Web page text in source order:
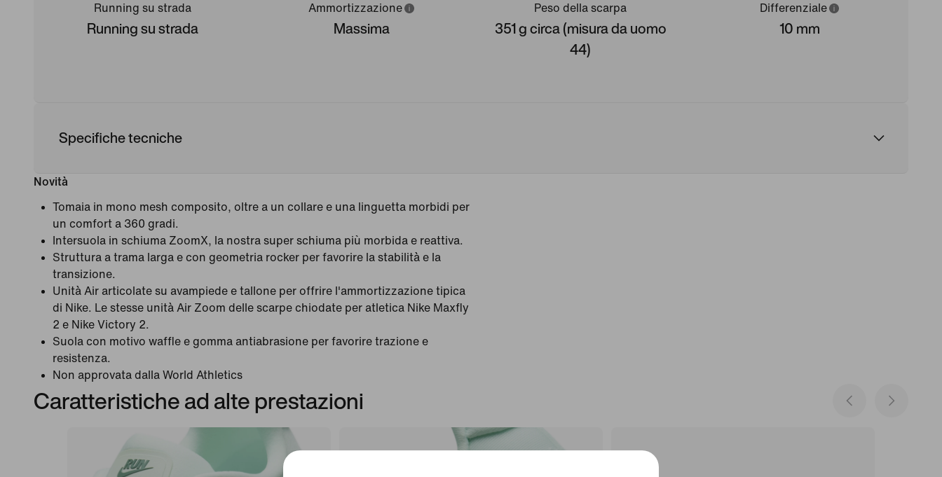
Running su strada
Running su strada
Ammortizzazione
Massima
Peso della scarpa
351 g circa (misura da uomo
44)
Differenziale
10 mm
Specifiche tecniche
Novità
Tomaia in mono mesh composito, oltre a un collare e una linguetta morbidi per
un comfort a 360 gradi.
Intersuola in schiuma ZoomX, la nostra super schiuma più morbida e reattiva.
Struttura a trama larga e con geometria rocker per favorire la stabilità e la
transizione.
Unità Air articolate su avampiede e tallone per offrire l'ammortizzazione tipica
di Nike. Le stesse unità Air Zoom delle scarpe chiodate per atletica Nike Maxfly
2 e Nike Victory 2.
Suola con motivo waffle e gomma antiabrasione per favorire trazione e
resistenza.
Non approvata dalla World Athletics
Caratteristiche ad alte prestazioni